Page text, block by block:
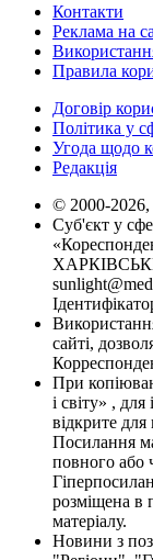
Контакти
Реклама на
Правила
Договір
Політика у
Угода щодо
Редакція
© 2000-2026,
Суб'єкт у
сайті,
При
і світу» ,
відкрите
Посилання
повного або
розміщена в
матеріалу.
Новини з